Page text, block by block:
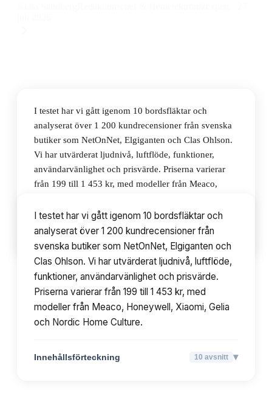
I testet har vi gått igenom 10 bordsfläktar och
analyserat över 1 200 kundrecensioner från svenska
butiker som NetOnNet, Elgiganten och Clas Ohlson.
Vi har utvärderat ljudnivå, luftflöde, funktioner,
användarvänlighet och prisvärde. Priserna varierar
från 199 till 1 453 kr, med modeller från Meaco,
Innehållsförteckning 10avsnitt
I testet har vi gått igenom 10 bordsfläktar och
analyserat över 1 200 kundrecensioner från
svenska butiker som NetOnNet, Elgiganten och
Clas Ohlson. Vi har utvärderat ljudnivå, luftflöde,
funktioner, användarvänlighet och prisvärde.
Priserna varierar från 199 till 1 453 kr, med
modeller från Meaco, Honeywell, Xiaomi, Gelia
och Nordic Home Culture.
Innehållsförteckning 10 avsnitt ▾